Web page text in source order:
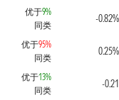
优于9%
同类
-0.82%
优于95%
同类
0.25%
优于13%
同类
-0.21